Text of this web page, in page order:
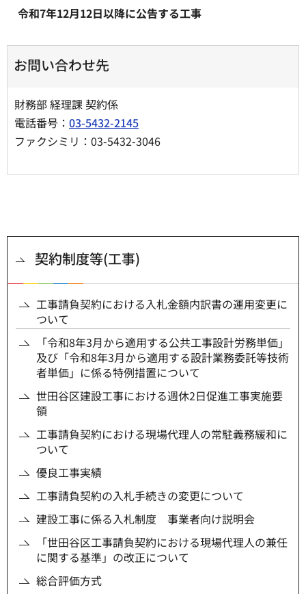
令和7年12月12日以降に公告する工事
お問い合わせ先
財務部 経理課 契約係
電話番号： 03-5432-2145
ファクシミリ：03-5432-3046
契約制度等(工事)
工事請負契約における入札金額内訳書の運用変更に
ついて
「令和8年3月から適用する公共工事設計労務単価」
及び「令和8年3月から適用する設計業務委託等技術
者単価」に係る特例措置について
世田谷区建設工事における週休2日促進工事実施要
領
工事請負契約における現場代理人の常駐義務緩和に
ついて
優良工事実績
工事請負契約の入札手続きの変更について
建設工事に係る入札制度 事業者向け説明会
「世田谷区工事請負契約における現場代理人の兼任
に関する基準」の改正について
総合評価方式